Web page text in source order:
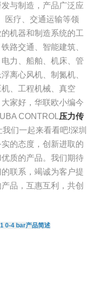
与制造，产品广泛应
医疗、交通运输等领
机器和制造系统的工
路交通、智能建筑、
力、船舶、机床、管
离心风机、制氮机、
、工程机械、真空
家好，华联欧小编今
CONTROL压力传
们一起来看看吧!深圳
的态度，创新进取的
质的产品。我们期待
联系，竭诚为客户提
品，互惠互利，共创
0-4 bar产品简述